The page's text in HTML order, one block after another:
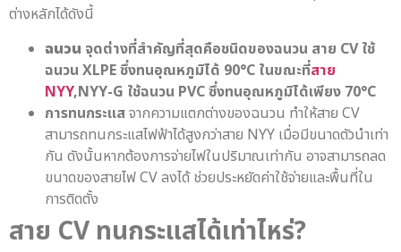
ต่างหลักได้ดังนี้
ฉนวน จุดต่างที่สำคัญที่สุดคือชนิดของฉนวน สาย CV ใช้
ฉนวน XLPE ซึ่งทนอุณหภูมิได้ 90°C ในขณะที่สาย
NYY,NYY-G ใช้ฉนวน PVC ซึ่งทนอุณหภูมิได้เพียง 70°C
การทนกระแสจากความแตกต่างของฉนวน ทำให้สาย CV
สามารถทนกระแสไฟฟ้าได้สูงกว่าสาย NYY เมื่อมีขนาดตัวนำเท่า
กัน ดังนั้นหากต้องการจ่ายไฟในปริมาณเท่ากัน อาจสามารถลด
ขนาดของสายไฟ CV ลงได้ ช่วยประหยัดค่าใช้จ่ายและพื้นที่ใน
การติดตั้ง
สาย CV ทนกระแสได้เท่าไหร่?